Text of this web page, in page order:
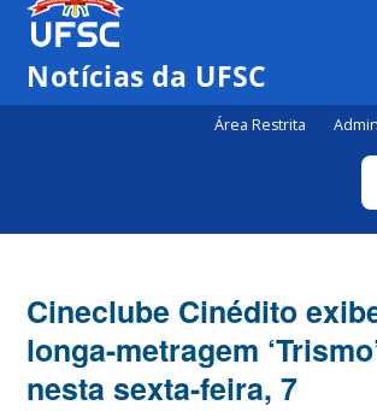
Notícias da UFSC
Área Restrita
Cineclube Cinédito
longa-metragem
nesta sexta-feira, 7